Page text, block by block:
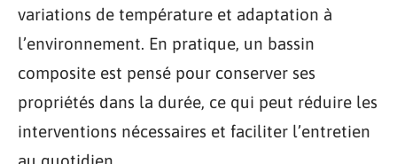
variations de température et adaptation à
l’environnement. En pratique, un bassin
composite est pensé pour conserver ses
propriétés dans la durée, ce qui peut réduire les
interventions nécessaires et faciliter l’entretien